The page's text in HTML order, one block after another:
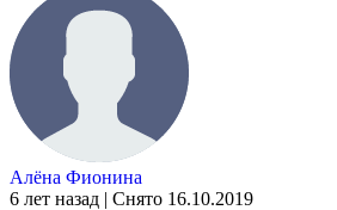
Алёна Фионина
6 лет назад | Снято 16.10.2019